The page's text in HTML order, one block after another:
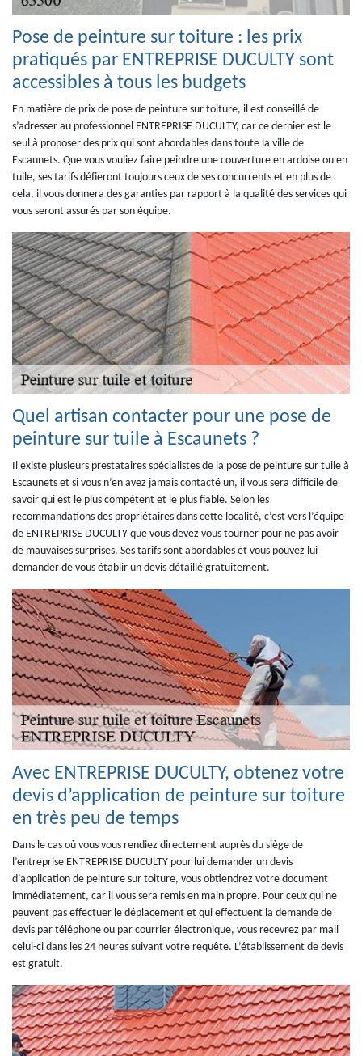
Pose de peinture sur toiture : les prix
pratiqués par ENTREPRISE DUCULTY sont
accessibles à tous les budgets
En matière de prix de pose de peinture sur toiture, il est conseillé de
s’adresser au professionnel ENTREPRISE DUCULTY, car ce dernier est le
seul à proposer des prix qui sont abordables dans toute la ville de
Escaunets. Que vous vouliez faire peindre une couverture en ardoise ou en
tuile, ses tarifs défieront toujours ceux de ses concurrents et en plus de
cela, il vous donnera des garanties par rapport à la qualité des services qui
vous seront assurés par son équipe.
Quel artisan contacter pour une pose de
peinture sur tuile à Escaunets ?
Il existe plusieurs prestataires spécialistes de la pose de peinture sur tuile à
Escaunets et si vous n’en avez jamais contacté un, il vous sera difficile de
savoir qui est le plus compétent et le plus fiable. Selon les
recommandations des propriétaires dans cette localité, c’est vers l’équipe
de ENTREPRISE DUCULTY que vous devez vous tourner pour ne pas avoir
de mauvaises surprises. Ses tarifs sont abordables et vous pouvez lui
demander de vous établir un devis détaillé gratuitement.
Avec ENTREPRISE DUCULTY, obtenez votre
devis d’application de peinture sur toiture
en très peu de temps
Dans le cas où vous vous rendiez directement auprès du siège de
l’entreprise ENTREPRISE DUCULTY pour lui demander un devis
d’application de peinture sur toiture, vous obtiendrez votre document
immédiatement, car il vous sera remis en main propre. Pour ceux qui ne
peuvent pas effectuer le déplacement et qui effectuent la demande de
devis par téléphone ou par courrier électronique, vous recevrez par mail
celui-ci dans les 24 heures suivant votre requête. L’établissement de devis
est gratuit.